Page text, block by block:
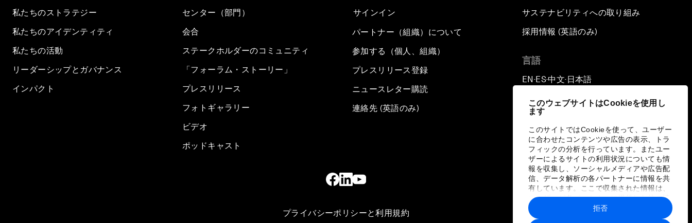
このウェブサイトはCookieを使用し
ます
このサイトではCookieを使って、ユーザー
に合わせたコンテンツや広告の表示、トラ
フィックの分析を行っています。またユー
ザーによるサイトの利用状況についても情
報を収集し、ソーシャルメディアや広告配
信、データ解析の各パートナーに情報を共
有しています。ここで収集された情報は、
ユーザーが各パートナーに提供した他の情
報や各パートナーのサービスを使用した際
に収集された情報と組み合わされ、各パー
拒否
私たちのストラテジー
私たちのアイデンティティ
私たちの活動
リーダーシップとガバナンス
インパクト
センター（部門）
会合
ステークホルダーのコミュニティ
「フォーラム・ストーリー」
プレスリリース
フォトギャラリー
ビデオ
ポッドキャスト
サインイン
パートナー（組織）について
参加する（個人、組織）
プレスリリース登録
ニュースレター購読
連絡先 (英語のみ)
サステナビリティへの取り組み
採用情報 (英語のみ)
言語
EN ▪ ES▪中文▪ 日本語
プライバシーポリシーと利用規約